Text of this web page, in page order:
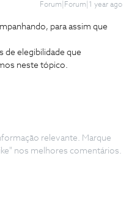
Forum|Forum|1 year ago
para assim que
de elegibilidade que
neste tópico.
relevante. Marque
nos melhores comentários.